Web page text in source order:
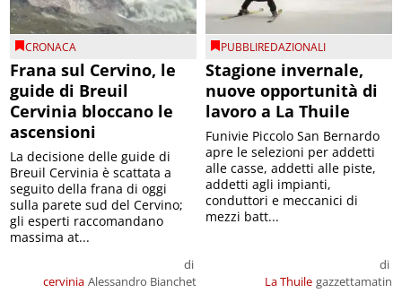
CRONACA
Frana sul Cervino, le
guide di Breuil
Cervinia bloccano le
ascensioni
cervinia
di
Alessandro Bianchet
La decisione delle guide di
Breuil Cervinia è scattata a
seguito della frana di oggi
sulla parete sud del Cervino;
gli esperti raccomandano
massima at...
PUBBLIREDAZIONALI
Stagione invernale,
nuove opportunità di
lavoro a La Thuile
La Thuile
di
gazzettamatin
Funivie Piccolo San Bernardo
apre le selezioni per addetti
alle casse, addetti alle piste,
addetti agli impianti,
conduttori e meccanici di
mezzi batt...